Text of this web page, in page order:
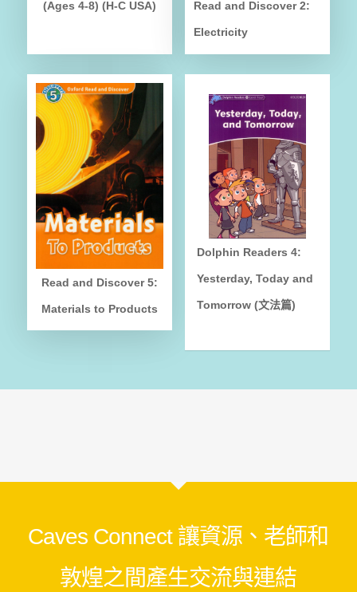
(Ages 4-8) (H-C USA) Read and Discover 2:
Electricity
Read and Discover 5:
Materials to Products
Dolphin Readers 4:
Yesterday, Today and
Tomorrow (文法篇)
Caves Connect 讓資源、老師和
敦煌之間產生交流與連結